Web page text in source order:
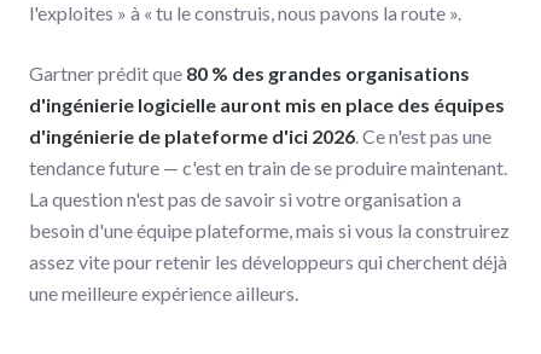
l'exploites » à « tu le construis, nous pavons la route ».
Gartner prédit que 80 % des grandes organisations
d'ingénierie logicielle auront mis en place des équipes
d'ingénierie de plateforme d'ici 2026. Ce n'est pas une
tendance future — c'est en train de se produire maintenant.
La question n'est pas de savoir si votre organisation a
besoin d'une équipe plateforme, mais si vous la construirez
assez vite pour retenir les développeurs qui cherchent déjà
une meilleure expérience ailleurs.